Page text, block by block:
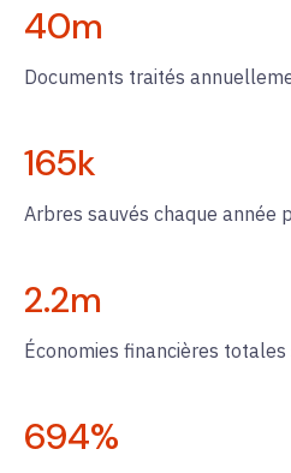
40m
Documents traités
165k
Arbres sauvés chaque année
2.2m
Économies financières
694%